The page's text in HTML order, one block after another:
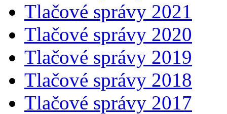
Tlačové správy 2021
Tlačové správy 2020
Tlačové správy 2019
Tlačové správy 2018
Tlačové správy 2017